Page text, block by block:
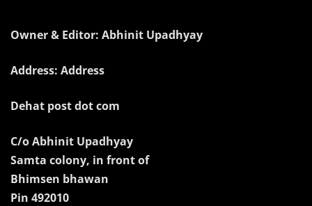
Owner & Editor: Abhinit Upadhyay
Address: Address
Dehat post dot com
C/o Abhinit Upadhyay
Samta colony, in front of
Bhimsen bhawan
Pin 492010